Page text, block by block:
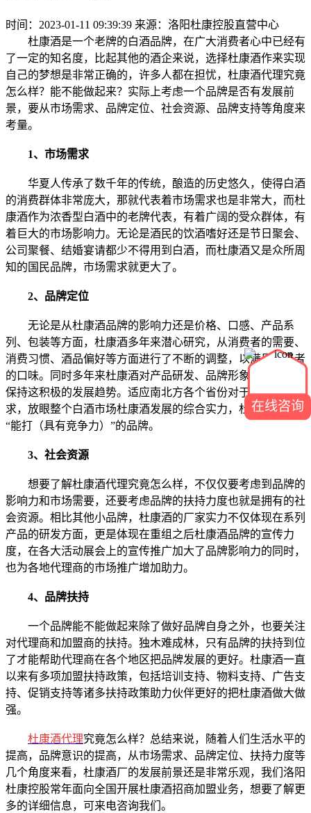
时间：2023-01-11 09:39:39 来源：洛阳杜康控股直营中心
杜康酒是一个老牌的白酒品牌，在广大消费者心中已经有
了一定的知名度，比起其他的酒企来说，选择杜康酒作来实现
自己的梦想是非常正确的，许多人都在担忧，杜康酒代理究竟
怎么样？能不能做起来？实际上考虑一个品牌是否有发展前
景，要从市场需求、品牌定位、社会资源、品牌支持等角度来
考量。
1、市场需求
华夏人传承了数千年的传统，酿造的历史悠久，使得白酒
的消费群体非常庞大，那就代表着市场需求也是非常大，而杜
康酒作为浓香型白酒中的老牌代表，有着广阔的受众群体，有
着巨大的市场影响力。无论是酒民的饮酒嗜好还是节日聚会、
公司聚餐、结婚宴请都少不得用到白酒，而杜康酒又是众所周
知的国民品牌，市场需求就更大了。
2、品牌定位
无论是从杜康酒品牌的影响力还是价格、口感、产品系
列、包装等方面，杜康酒多年来潜心研究，从消费者的需要、
消费习惯、酒品偏好等方面进行了不断的调整，以满足消费者
的口味。同时多年来杜康酒对产品研发、品牌形象营造方面都
保持这积极的发展趋势。适应南北方各个省份对于白酒的需
求，放眼整个白酒市场杜康酒发展的综合实力，杜康酒都是
“能打（具有竞争力）”的品牌。
3、社会资源
想要了解杜康酒代理究竟怎么样，不仅仅要考虑到品牌的
影响力和市场需要，还要考虑品牌的扶持力度也就是拥有的社
会资源。相比其他小品牌，杜康酒的厂家实力不仅体现在系列
产品的研发方面，更是体现在重组之后杜康酒品牌的宣传力
度，在各大活动展会上的宣传推广加大了品牌影响力的同时，
也为各地代理商的市场推广增加助力。
4、品牌扶持
一个品牌能不能做起来除了做好品牌自身之外，也要关注
对代理商和加盟商的扶持。独木难成林，只有品牌的扶持到位
了才能帮助代理商在各个地区把品牌发展的更好。杜康酒一直
以来有多项加盟扶持政策，包括培训支持、物料支持、广告支
持、促销支持等诸多扶持政策助力伙伴更好的把杜康酒做大做
强。
杜康酒代理究竟怎么样？总结来说，随着人们生活水平的
提高，品牌意识的提高，从市场需求、品牌定位、扶持力度等
几个角度来看，杜康酒厂的发展前景还是非常乐观，我们洛阳
杜康控股常年面向全国开展杜康酒招商加盟业务，想要了解更
多的详细信息，可来电咨询我们。
在线咨询